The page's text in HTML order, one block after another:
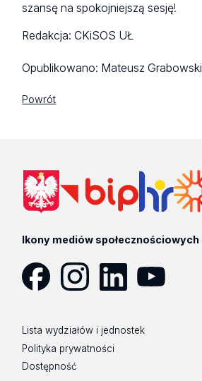
szansę na spokojniejszą sesję!
Redakcja: CKiSOS UŁ
Opublikowano: Mateusz Grabowski
Powrót
Ikony mediów społecznościowych
Lista wydziałów i jednostek
Polityka prywatności
Dostępność